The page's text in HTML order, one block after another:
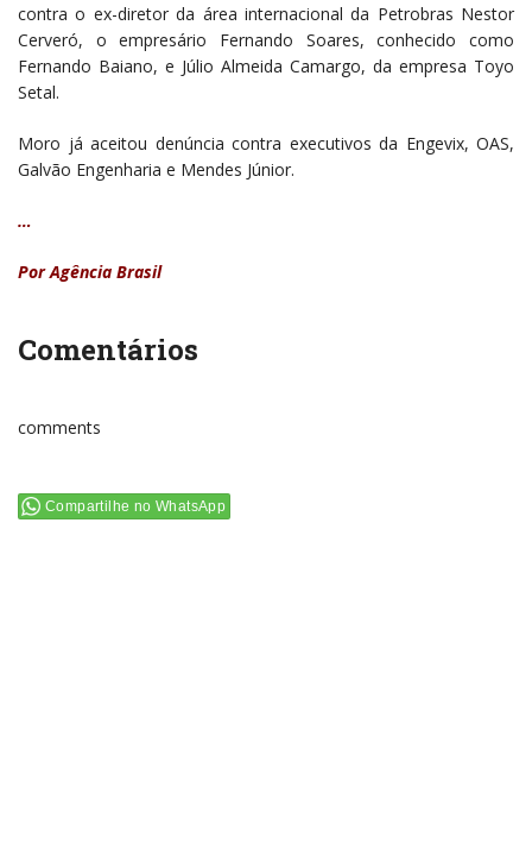
contra o ex-diretor da área internacional da Petrobras Nestor
Cerveró, o empresário Fernando Soares, conhecido como
Fernando Baiano, e Júlio Almeida Camargo, da empresa Toyo
Setal.
Moro já aceitou denúncia contra executivos da Engevix, OAS,
Galvão Engenharia e Mendes Júnior.
…
Por Agência Brasil
Comentários
comments
Compartilhe no WhatsApp